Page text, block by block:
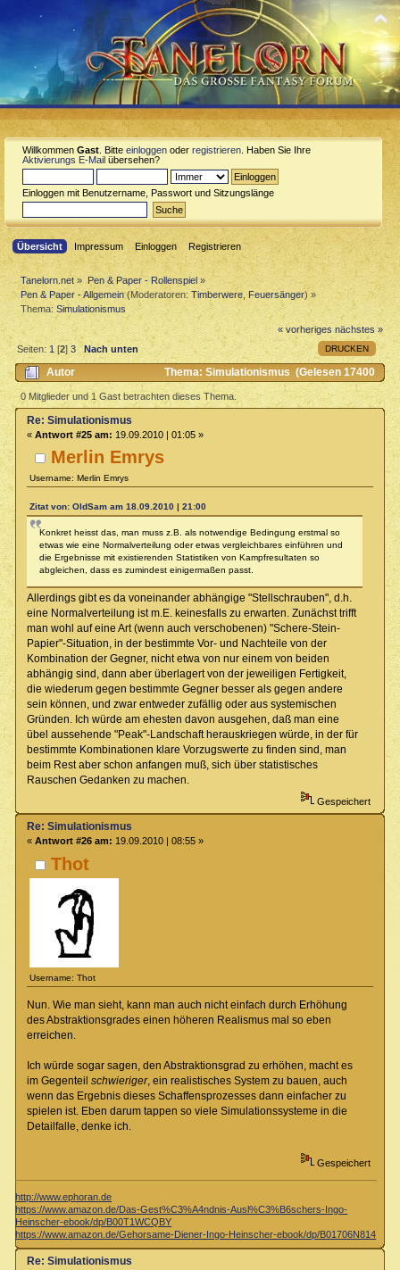
Willkommen Gast . Bitte einloggen oder registrieren . Haben Sie Ihre
Aktivierungs E-Mail übersehen?
Einloggen mit Benutzername, Passwort und Sitzungslänge
Übersicht Impressum Einloggen Registrieren
Tanelorn.net » Pen & Paper - Rollenspiel»
Pen & Paper - Allgemein(Moderatoren:Timberwere Feuersänger) »
Thema:Simulationismus
« vorheriges nächstes »
DRUCKEN
Seiten:1 [2]3 Nach unten
Autor
Thema: Simulationismus (Gelesen 17400
mal)
0 Mitglieder und 1 Gast betrachten dieses Thema.
Merlin Emrys
Username: Merlin Emrys
Re: Simulationismus
« Antwort #25 am: 19.09.2010 | 01:05 »
Zitat von: OldSam am 18.09.2010 | 21:00
Konkret heisst das, man muss z.B. als notwendige Bedingung erstmal so
etwas wie eine Normalverteilung oder etwas vergleichbares einführen und
die Ergebnisse mit existierenden Statistiken von Kampfresultaten so
abgleichen, dass es zumindest einigermaßen passt.
Allerdings gibt es da voneinander abhängige "Stellschrauben", d.h.
eine Normalverteilung ist m.E. keinesfalls zu erwarten. Zunächst trifft
man wohl auf eine Art (wenn auch verschobenen) "Schere-Stein-
Papier"-Situation, in der bestimmte Vor- und Nachteile von der
Kombination der Gegner, nicht etwa von nur einem von beiden
abhängig sind, dann aber überlagert von der jeweiligen Fertigkeit,
die wiederum gegen bestimmte Gegner besser als gegen andere
sein können, und zwar entweder zufällig oder aus systemischen
Gründen. Ich würde am ehesten davon ausgehen, daß man eine
übel aussehende "Peak"-Landschaft herauskriegen würde, in der für
bestimmte Kombinationen klare Vorzugswerte zu finden sind, man
beim Rest aber schon anfangen muß, sich über statistisches
Rauschen Gedanken zu machen.
Gespeichert
Thot
Username: Thot
Re: Simulationismus
« Antwort #26 am: 19.09.2010 | 08:55 »
Nun. Wie man sieht, kann man auch nicht einfach durch Erhöhung
des Abstraktionsgrades einen höheren Realismus mal so eben
erreichen.
Ich würde sogar sagen, den Abstraktionsgrad zu erhöhen, macht es
im Gegenteil schwieriger, ein realistisches System zu bauen, auch
wenn das Ergebnis dieses Schaffensprozesses dann einfacher zu
spielen ist. Eben darum tappen so viele Simulationssysteme in die
Detailfalle, denke ich.
Gespeichert
http://www.ephoran.de
https://www.amazon.de/Das-Gest%C3%A4ndnis-Ausl%C3%B6schers-Ingo-
Heinscher-ebook/dp/B00T1WCQBY
https://www.amazon.de/Gehorsame-Diener-Ingo-Heinscher-ebook/dp/B01706N814
Re: Simulationismus